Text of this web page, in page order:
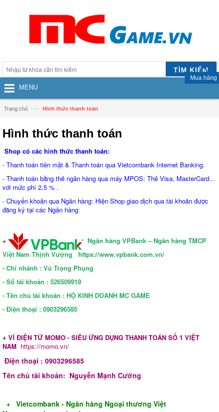
TÌM KIẾM
Mua hàng
MENU
Trang chủ —› Hình thức thanh toán
Hình thức thanh toán
Shop có các hình thức thanh toán:
- Thanh toán tiền mặt & Thanh toán qua Vietcombank Internet Banking.
- Thanh toán bằng thẻ ngân hàng qua máy MPOS: Thẻ Visa, MasterCard...
với mức phí 2,5 % .
- Chuyển khoản qua Ngân hàng: Hiện Shop giao dịch qua tài khoản được
đăng ký tại các Ngân hàng:
+
Ngân hàng VPBank – Ngân hàng TMCP
Việt Nam Thịnh Vượng
https://www.vpbank.com.vn/
- Chi nhánh : Vũ Trọng Phụng
- Số tài khoản : 526509919
- Tên chủ tài khoản : HỘ KINH DOANH MC GAME
- Điện thoại : 0903296585
+ VÍ ĐIỆN TỬ MOMO - SIÊU ỨNG DỤNG THANH TOÁN SỐ 1 VIỆT
NAM https://momo.vn/
Điện thoại : 0903296585
Tên chủ tài khoản: Nguyễn Mạnh Cường
+ Vietcombank - Ngân hàng Ngoại thương Việt